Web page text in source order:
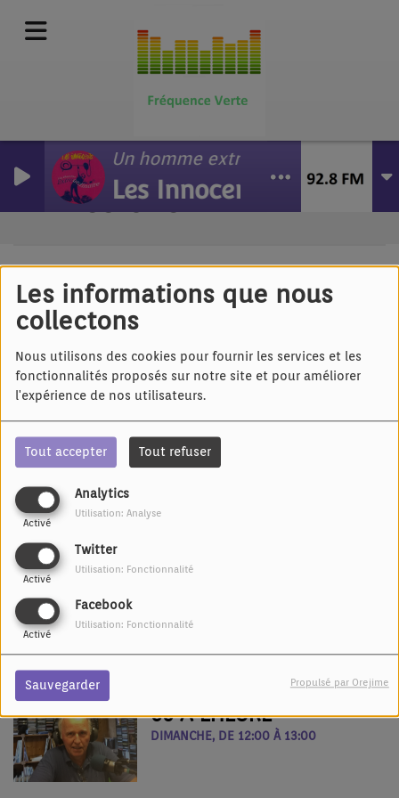
Les informations que nous
collectons
Nous utilisons des cookies pour fournir les services et les
fonctionnalités proposés sur notre site et pour améliorer
l'expérience de nos utilisateurs.
Tout accepter Tout refuser
Analytics
Activé
Utilisation: Analyse
Twitter
Activé
Utilisation: Fonctionnalité
Facebook
Activé
Utilisation: Fonctionnalité
Sauvegarder Propulsé par Orejime
Un homme extraordinaire
Les Innocents
Emissions
Tous Lu Ma Me Je Ve Sa Di
POUR UNE BONNE
JOURNÉE
DU LUNDI AU VENDREDI, DE 06:00 À
UNTER UNS !
60 À L'HEURE
DIMANCHE, DE 12:00 À 13:00